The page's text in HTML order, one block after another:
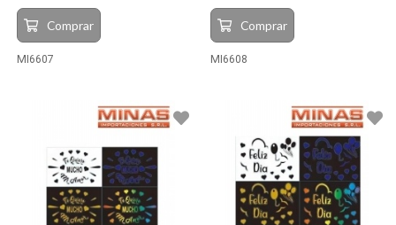
Comprar
MI6607
Comprar
MI6608